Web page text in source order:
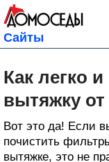
Сайты
Как легко
вытяжку
Bот это да! Если
почистить
вытяжке, это не